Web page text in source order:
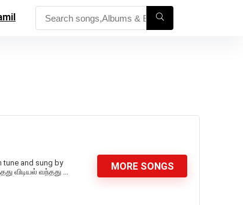
tune and sung by
விடியல் வந்தது ...
MORE SONGS